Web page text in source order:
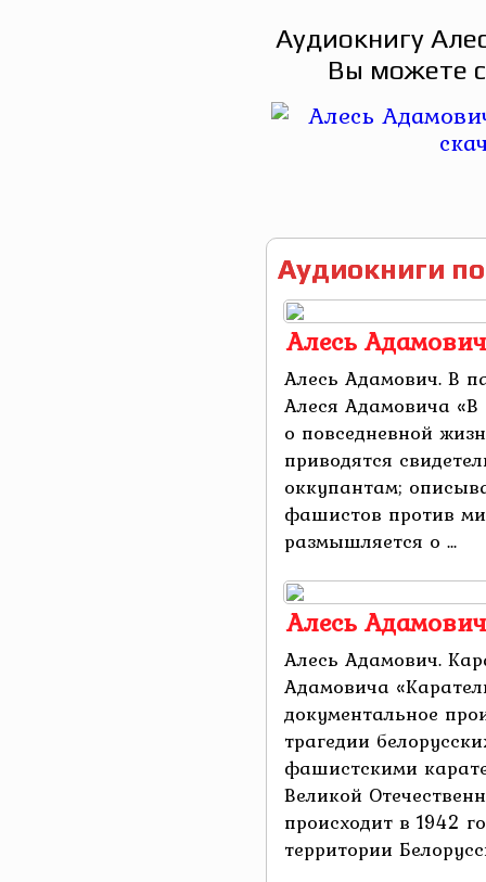
Аудиокнигу
Вы можете
Аудиокниги
Алесь
Алесь Адамович. В
Алеся Адамовича «В
о повседневной
приводятся
оккупантам;
фашистов против
размышляется о ...
Алесь
Алесь Адамович.
Адамовича
документальное
трагедии
фашистскими
Великой
происходит в 1942
территории